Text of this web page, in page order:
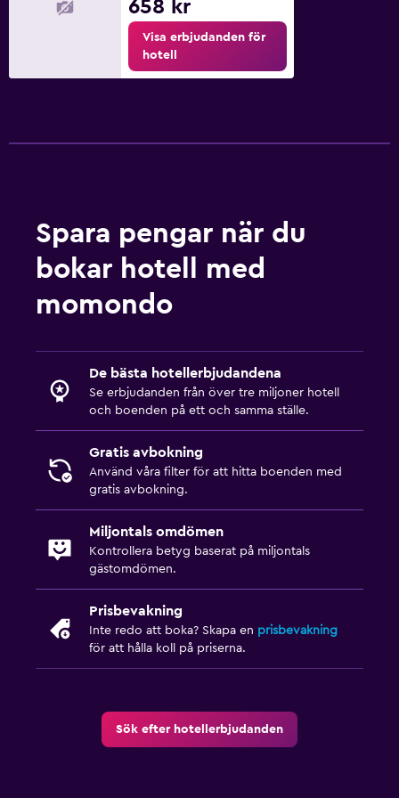
Poolhanddukar
Fax/kopieringsmöjligheter
Skrivbord
Restauranger
Saker att göra
658 kr
Visa erbjudanden för
hotell
Spara pengar när du
bokar hotell med
momondo
De bästa hotellerbjudandena
Se erbjudanden från över tre miljoner hotell
och boenden på ett och samma ställe.
Gratis avbokning
Använd våra filter för att hitta boenden med
gratis avbokning.
Miljontals omdömen
Kontrollera betyg baserat på miljontals
gästomdömen.
Prisbevakning
Inte redo att boka? Skapa en prisbevakning
för att hålla koll på priserna.
Sök efter hotellerbjudanden